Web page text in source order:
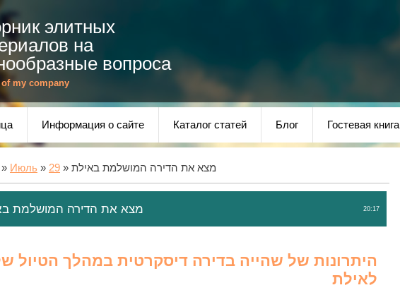
элитных
на
вопроса
my company
Информация о сайте Каталог статей Блог Гостевая книга
» Июль » 29 » מצא את הדירה המושלמת באילת
20:17 מצא את הדירה המושלמת
היתרונות של שהייה בדירה דיסקרטית במהלך הטיול
לאילת